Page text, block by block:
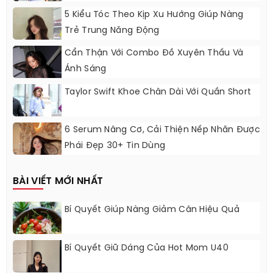
5 Kiểu Tóc Theo Kịp Xu Hướng Giúp Nàng
Trẻ Trung Năng Động
Cẩn Thận Với Combo Đồ Xuyên Thấu Và
Ánh Sáng
Taylor Swift Khoe Chân Dài Với Quần Short
6 Serum Nâng Cơ, Cải Thiện Nếp Nhăn Được
Phái Đẹp 30+ Tin Dùng
BÀI VIẾT MỚI NHẤT
Bí Quyết Giúp Nàng Giảm Cân Hiệu Quả
Bí Quyết Giữ Dáng Của Hot Mom U40